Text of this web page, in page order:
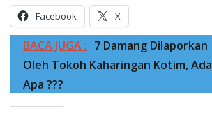
Facebook X
BACA JUGA : 7 Damang Dilaporkan
Oleh Tokoh Kaharingan Kotim, Ada
Apa ???